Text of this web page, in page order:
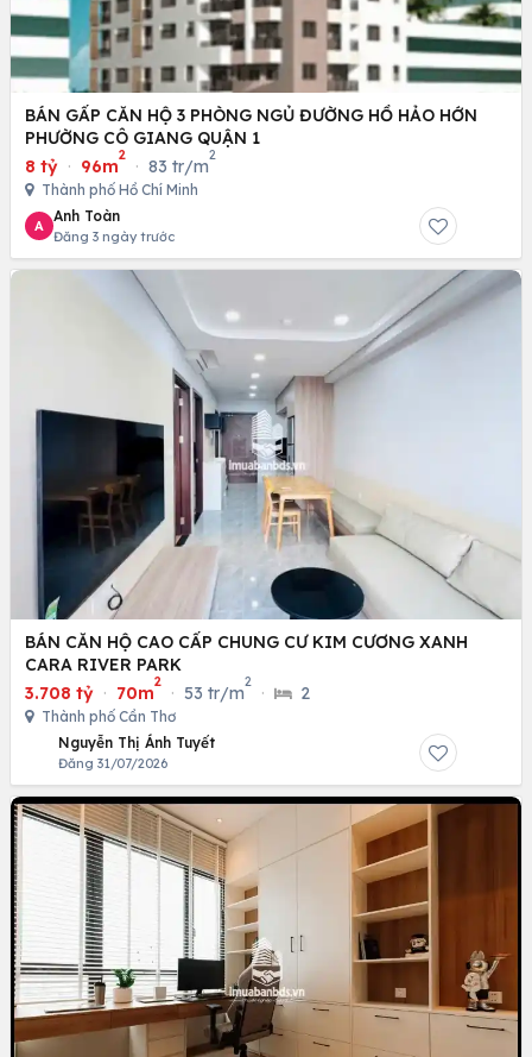
BÁN GẤP CĂN HỘ 3 PHÒNG NGỦ ĐƯỜNG HỒ HẢO HỚN
PHƯỜNG CÔ GIANG QUẬN 1
8 tỷ · 96m
2
· 83 tr/m
2
Thành phố Hồ Chí Minh
A
Anh Toàn
Đăng 3 ngày trước
BÁN CĂN HỘ CAO CẤP CHUNG CƯ KIM CƯƠNG XANH
CARA RIVER PARK
3.708 tỷ · 70m
2
· 53 tr/m
2
· 2
Thành phố Cần Thơ
Nguyễn Thị Ánh Tuyết
Đăng 31/07/2026